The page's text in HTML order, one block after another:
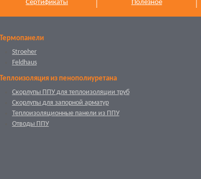
Сертификаты Полезное
Термопанели
Stroeher
Feldhaus
Теплоизоляция из пенополиуретана
Скорлупы ППУ для теплоизоляции труб
Скорлупы для запорной арматур
Теплоизоляционные панели из ППУ
Отводы ППУ